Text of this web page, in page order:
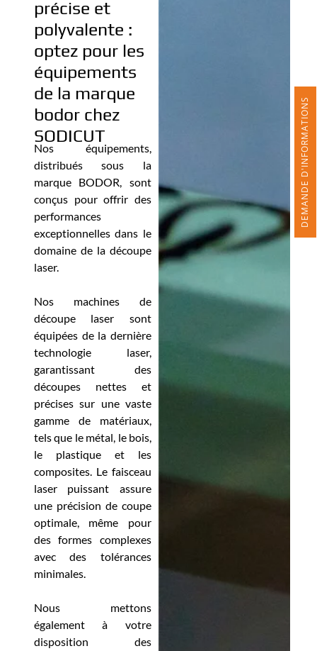
précise et
polyvalente :
optez pour les
équipements
de la marque
bodor chez
SODICUT
Nos équipements,
distribués sous la
marque BODOR, sont
conçus pour offrir des
performances
exceptionnelles dans le
domaine de la découpe
laser.
Nos machines de
découpe laser sont
équipées de la dernière
technologie laser,
garantissant des
découpes nettes et
précises sur une vaste
gamme de matériaux,
tels que le métal, le bois,
le plastique et les
composites. Le faisceau
laser puissant assure
une précision de coupe
optimale, même pour
des formes complexes
avec des tolérances
minimales.
Nous mettons
également à votre
disposition des
DEMANDE D'INFORMATIONS